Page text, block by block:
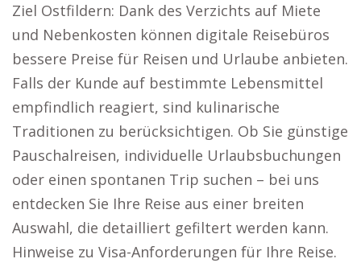
Ziel Ostfildern: Dank des Verzichts auf Miete
und Nebenkosten können digitale Reisebüros
bessere Preise für Reisen und Urlaube anbieten.
Falls der Kunde auf bestimmte Lebensmittel
empfindlich reagiert, sind kulinarische
Traditionen zu berücksichtigen. Ob Sie günstige
Pauschalreisen, individuelle Urlaubsbuchungen
oder einen spontanen Trip suchen – bei uns
entdecken Sie Ihre Reise aus einer breiten
Auswahl, die detailliert gefiltert werden kann.
Hinweise zu Visa-Anforderungen für Ihre Reise.